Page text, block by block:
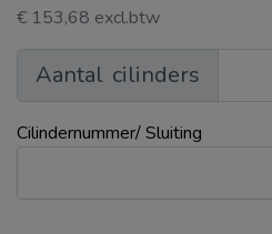
€ 153,68 excl.btw
Aantal cilinders
Cilindernummer/ Sluiting